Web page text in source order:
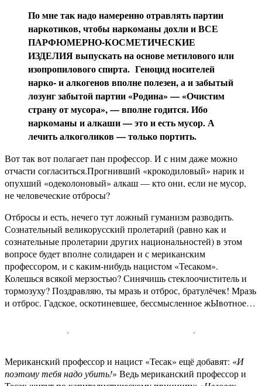
По мне так надо намеренно отравлять партии
наркотиков, чтобы наркоманы дохли и ВСЕ
ПАРФЮМЕРНО-КОСМЕТИЧЕСКИЕ
ИЗДЕЛИЯ выпускать на основе метилового или
изопропилового спирта. Геноцид носителей
нарко- и алкогенов вполне полезен, а и забытый
лозунг забытой партии «Родина» — «Очистим
страну от мусора», — вполне годится. Ибо
наркоманы и алкаши — это и есть мусор. А
лечить алкоголиков — только портить.
Вот так вот полагает пан профессор. И с ним даже можно
отчасти согласиться.Прогнивший «крокодиловый» нарик и
опухший «одеколоновый» алкаш — кто они, если не мусор,
не человеческие отбросы?
Отбросы и есть, нечего тут ложный гуманизм разводить.
Сознательный великорусский пролетарий (равно как и
сознательные пролетарии других национальностей) в этом
вопросе будет вполне солидарен и с мериканским
профессором, и с каким-нибудь нацистом «Тесаком».
Колешься всякой мерзостью? Синячишь стеклоочиститель и
тормозуху? Поздравляю, ты мразь и отброс, братулёчек! Мразь
и отброс. Гадское, оскотиневшее, бессмысленное жЫвотное…
Мериканский профессор и нацист «Тесак» ещё добавят: «И
поэтому тебя надо убить!» Ведь мериканский профессор и